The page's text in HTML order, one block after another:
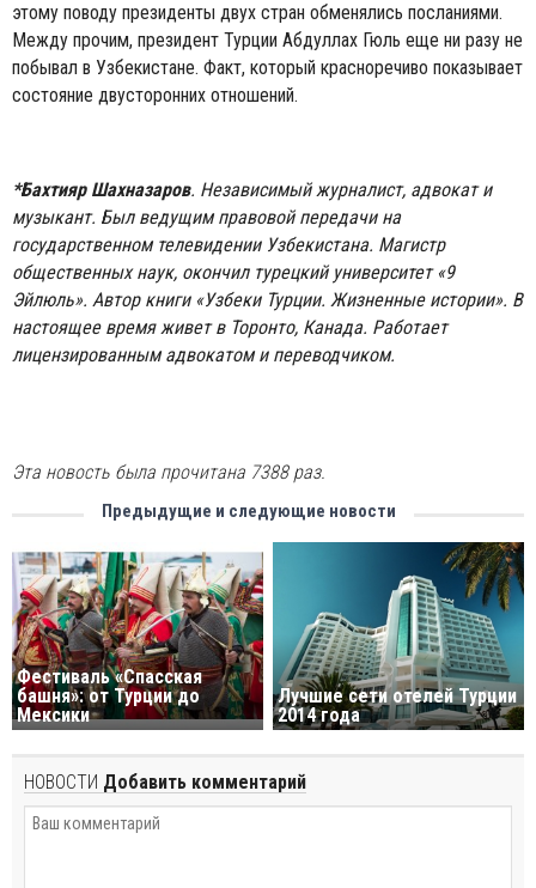
этому поводу президенты двух стран обменялись посланиями.
Между прочим, президент Турции Абдуллах Гюль еще ни разу не
побывал в Узбекистане. Факт, который красноречиво показывает
состояние двусторонних отношений.
*Бахтияр Шахназаров. Независимый журналист, адвокат и
музыкант. Был ведущим правовой передачи на
государственном телевидении Узбекистана. Магистр
общественных наук, окончил турецкий университет «9
Эйлюль». Автор книги «Узбеки Турции. Жизненные истории». В
настоящее время живет в Торонто, Канада. Работает
лицензированным адвокатом и переводчиком.
Эта новость была прочитана 7388 раз.
Предыдущие и следующие новости
Фестиваль «Спасская
башня»: от Турции до
Мексики
Лучшие сети отелей Турции
2014 года
НОВОСТИ Добавить комментарий